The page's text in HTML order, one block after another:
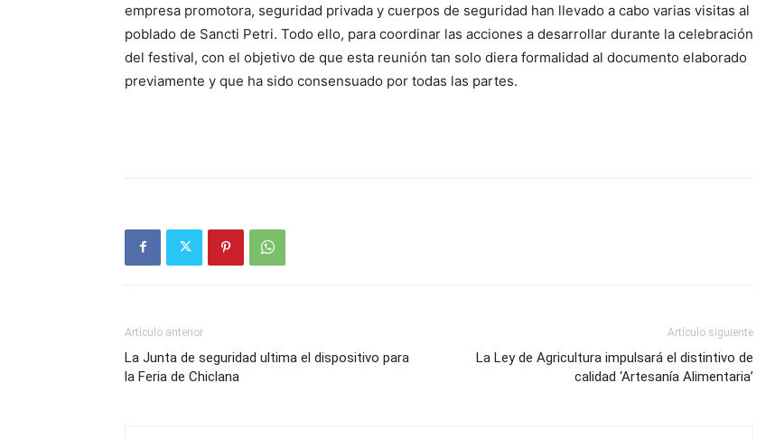
empresa promotora, seguridad privada y cuerpos de seguridad han llevado a cabo varias visitas al
poblado de Sancti Petri. Todo ello, para coordinar las acciones a desarrollar durante la celebración
del festival, con el objetivo de que esta reunión tan solo diera formalidad al documento elaborado
previamente y que ha sido consensuado por todas las partes.
Artículo anterior
La Junta de seguridad ultima el dispositivo para
la Feria de Chiclana
Artículo siguiente
La Ley de Agricultura impulsará el distintivo de
calidad ‘Artesanía Alimentaria’